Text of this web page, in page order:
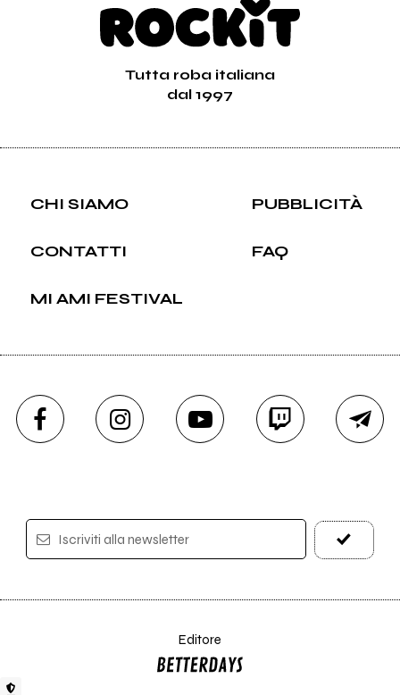
Tutta roba italiana
dal 1997
CHI SIAMO PUBBLICITÀ
CONTATTI FAQ
MI AMI FESTIVAL
Iscriviti alla newsletter
Editore